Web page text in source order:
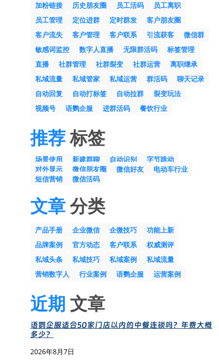
加粉链接
历史朋友圈 员工活码
员工离职
员工管理
定位进群 定时群发
客户朋友圈
客户流失
客户管理 客户联系 引流获客
微信群
敏感词监控
数字人直播 无限群活码
标签管理
直播
社群管理 社群裂变 社群运营
离职继承
私域流量
私域管家 私域运营 群活码
聊天记录
自动回复
自动打标签 自动拉群
裂变玩法
视频号
语鹦企服 进群活码 餐饮行业
推荐标签
场景使用 新建群聊 自动识别
字节跳动
对外显示
微信朋友圈 微信好友
电动车行业
短信营销
微信活码
文章分类
产品手册 企业微信 企微技巧
功能上新
品牌案例
官方动态 客户联系
权威测评
私域头条
私域技巧 私域案例
私域流量
营销数字人
行业案例 语鹦企服 运营案例
近期 文章
语鹦企服适合50家门店以内的中餐连锁吗？年费大概
多少？
2026年8月7日